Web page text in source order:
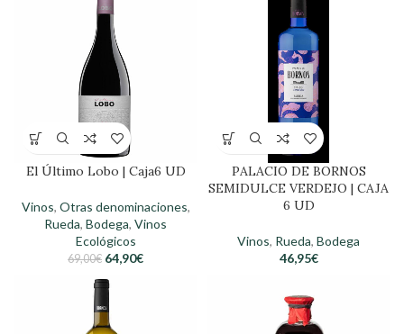
El Último Lobo | Caja6 UD
Vinos, Otras denominaciones,
Rueda, Bodega, Vinos
Ecológicos
69,00€ 64,90€
PALACIO DE BORNOS
SEMIDULCE VERDEJO | CAJA
6 UD
Vinos, Rueda, Bodega
46,95€